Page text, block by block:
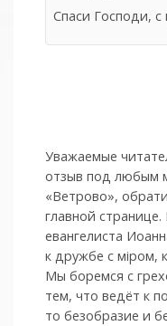
Спаси Господи, с
Уважаемые
отзыв под любым
«Ветрово»,
главной
евангелиста
к дружбе с мiром,
Мы боремся с
тем, что ведёт к
то безобразие и